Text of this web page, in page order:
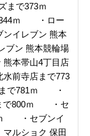
まで373ｍ
344ｍ ・ロー
イレブン 熊本
ン 熊本競輪場
本帯山4丁目店
前寺店まで773
で781ｍ ・
まで800ｍ ・セ
ｍ ・セブンイ
ルショク 保田